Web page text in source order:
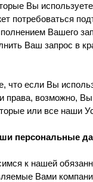
Вы
потребоваться
Вашего
Ваш запрос в
что если Вы
права, возможно,
или все наши
персональные
к нашей
Вами